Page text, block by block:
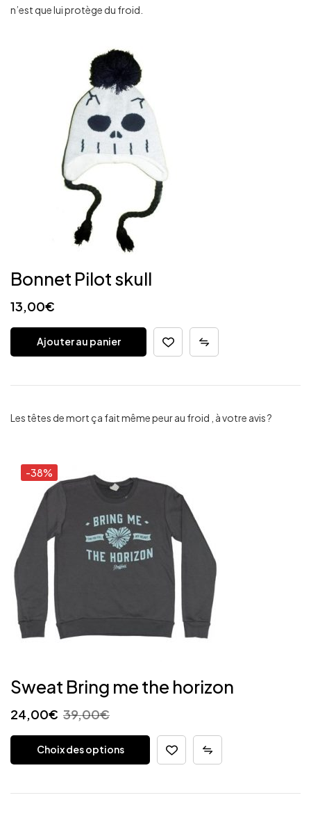
n’est que lui protège du froid.
Bonnet Pilot skull
13,00€
Ajouter au panier
Les têtes de mort ça fait même peur au froid , à votre avis ?
-38%
Sweat Bring me the horizon
39,00€
24,00€
Choix des options